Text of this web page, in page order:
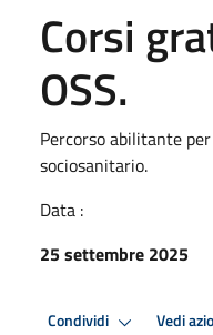
Corsi
OSS.
Percorso abilitante
sociosanitario.
Data :
25 settembre 2025
Condividi Vedi